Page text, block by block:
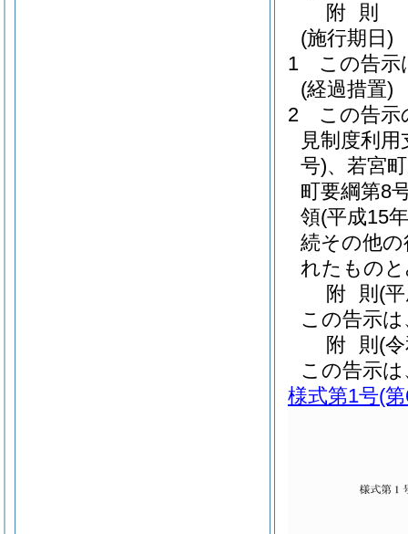
附 則
(施行期日)
1
この告示
(経過措置)
2
この告示
見制度利
号)、若宮
町要綱第8
領(平成15
続その他
れたもの
附 則 (
この告示
附 則 (
この告示
様式第1号(